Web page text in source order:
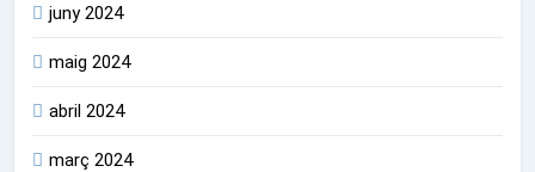
juny 2024
maig 2024
abril 2024
març 2024